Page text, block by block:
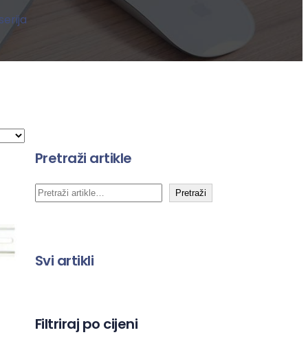
Pretraži artikle
P
r
a
Pretraži
Svi artikli
Filtriraj po cijeni